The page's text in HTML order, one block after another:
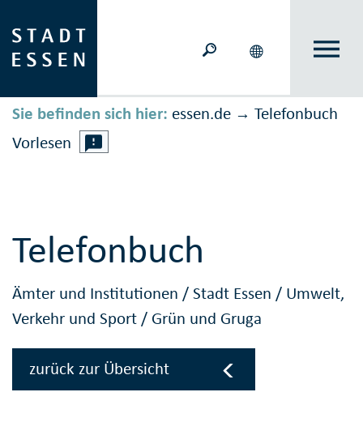
Sie befinden sich hier: essen.de → Telefonbuch
Vorlesen
Telefonbuch
Ämter und Institutionen /Stadt Essen / Umwelt,
Verkehr und Sport / Grün und Gruga
zurück zur Übersicht